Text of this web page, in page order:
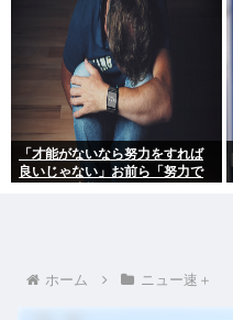
「才能がないなら努力をすれば
良いじゃない」お前ら「努力で
ホーム ニュー速＋